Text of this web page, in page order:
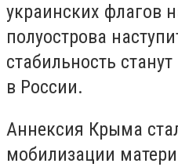
украинских флагов
полуострова
стабильность
в России.
Аннексия Крыма
мобилизации